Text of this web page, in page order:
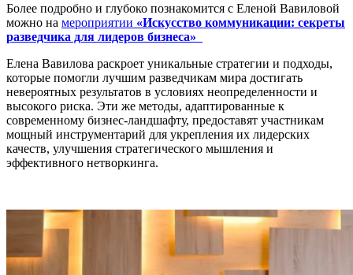
Более подробно и глубоко познакомится с Еленой Вавиловой
можно на мероприятии «Искусство коммуникации: секреты
разведчика для лидеров бизнеса»
Елена Вавилова раскроет уникальные стратегии и подходы,
которые помогли лучшим разведчикам мира достигать
невероятных результатов в условиях неопределенности и
высокого риска. Эти же методы, адаптированные к
современному бизнес-ландшафту, предоставят участникам
мощный инструментарий для укрепления их лидерских
качеств, улучшения стратегического мышления и
эффективного нетворкинга.